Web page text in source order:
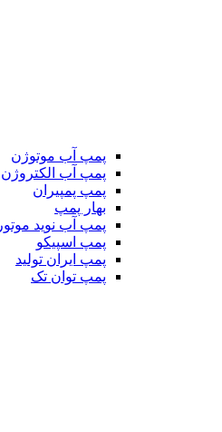
پمپ آب موتوژن
پمپ آب الکتروژن
پمپ پمپیران
بهار پمپ
پمپ آب نوید موتور
پمپ اسپیکو
پمپ ایران تولید
پمپ توان تک